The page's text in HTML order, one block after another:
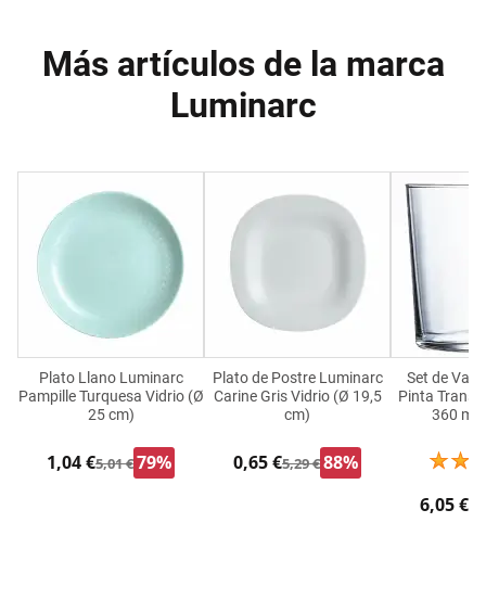
Más artículos de la marca
Luminarc
Plato Llano Luminarc
Pampille Turquesa Vidrio (Ø
25 cm)
1,04 €5,01 €79%
Plato de Postre Luminarc
Carine Gris Vidrio (Ø 19,5
cm)
0,65 €5,29 €88%
Set de
Pinta
360 ml
6,05 €